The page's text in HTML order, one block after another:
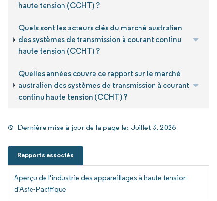
haute tension (CCHT) ?
Quels sont les acteurs clés du marché australien
des systèmes de transmission à courant continu
haute tension (CCHT) ?
Quelles années couvre ce rapport sur le marché
australien des systèmes de transmission à courant
continu haute tension (CCHT) ?
Dernière mise à jour de la page le: Juillet 3, 2026
Rapports associés
Aperçu de l'industrie des appareillages à haute tension
d'Asie-Pacifique